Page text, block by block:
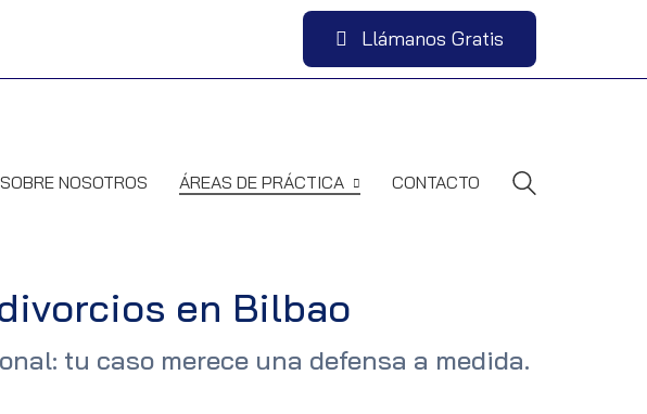
Llámanos Gratis
SOBRE NOSOTROS ÁREAS DE PRÁCTICA CONTACTO
en Bilbao
tu caso merece una defensa a medida.